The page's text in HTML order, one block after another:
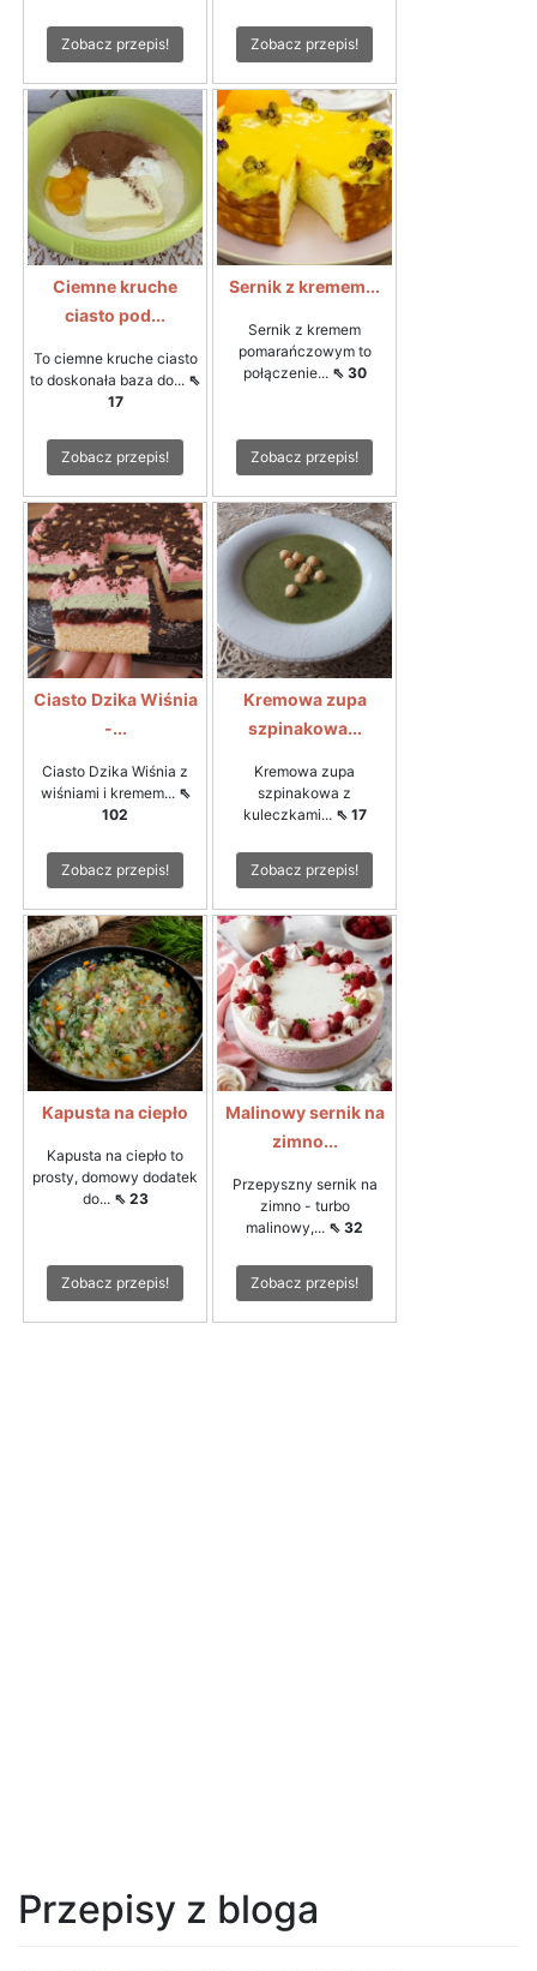
Zobacz przepis! Zobacz przepis!
Ciemne kruche
ciasto pod...
To ciemne kruche ciasto
to doskonała baza do... ⇖
17
Zobacz przepis!
Sernik z kremem...
Sernik z kremem
pomarańczowym to
połączenie... ⇖ 30
Zobacz przepis!
Ciasto Dzika Wiśnia
-...
Ciasto Dzika Wiśnia z
wiśniami i kremem... ⇖
102
Zobacz przepis!
Kremowa zupa
szpinakowa...
Kremowa zupa
szpinakowa z
kuleczkami... ⇖ 17
Zobacz przepis!
Kapusta na ciepło
Kapusta na ciepło to
prosty, domowy dodatek
do... ⇖ 23
Zobacz przepis!
Malinowy sernik na
zimno...
Przepyszny sernik na
zimno - turbo
malinowy,... ⇖ 32
Zobacz przepis!
Przepisy z bloga